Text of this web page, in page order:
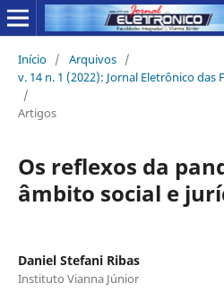
Início / Arquivos /
v. 14 n. 1 (2022): Jornal Eletrônico das
/
Artigos
Os reflexos da
âmbito social e
Daniel Stefani Ribas
Instituto Vianna Júnior